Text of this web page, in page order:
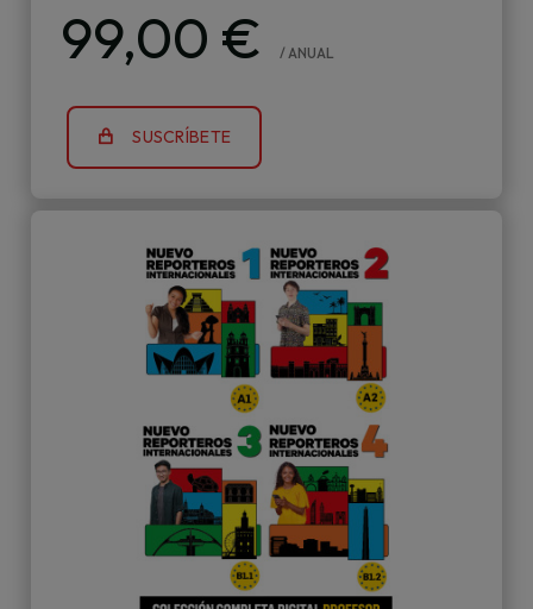
99,00 € / ANUAL
SUSCRÍBETE